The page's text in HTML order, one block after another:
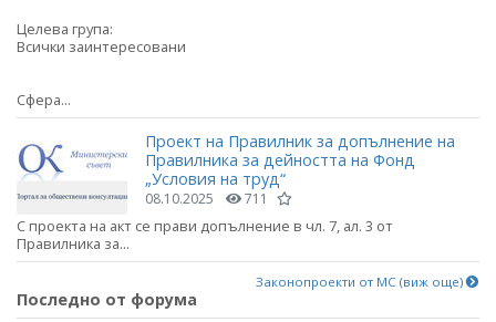
Целева група:
Всички заинтересовани
Сфера...
Проект на Правилник за допълнение на
Правилника за дейността на Фонд
„Условия на труд“
08.10.2025 711
С проекта на акт се прави допълнение в чл. 7, ал. 3 от
Правилника за...
Законопроекти от МС (виж още)
Последно от форума